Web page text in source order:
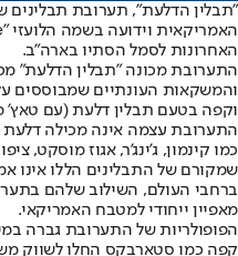
"תבלין הדלעת", תערובת תבלינים
האחרונות לסמל הסתיו בארה"ב.
התערובת מכונה "תבלין הדלעת"
והמשקאות העונתיים שמבוססים
וקפה בטעם תבלין דלעת (עם טאץ'
התערובת עצמה אינה מכילה דלעת
כמו קינמון, ג'ינג'ר, אגוז מוסקט,
שמקורם של התבלינים הללו אינו
ברחבי העולם, השילוב שלהם
מאפיין ייחודי למטבח האמריקאי.